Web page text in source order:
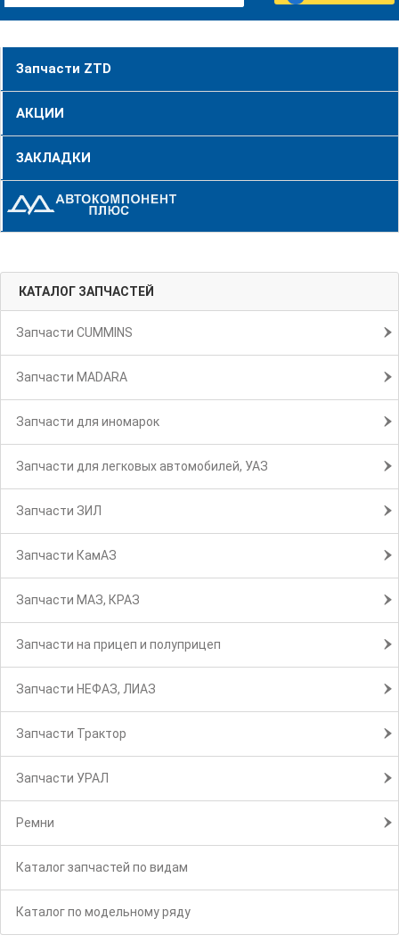
Запчасти ZTD
АКЦИИ
ЗАКЛАДКИ
КАТАЛОГ ЗАПЧАСТЕЙ
Запчасти CUMMINS
Запчасти MADARA
Запчасти для иномарок
Запчасти для легковых автомобилей, УАЗ
Запчасти ЗИЛ
Запчасти КамАЗ
Запчасти МАЗ, КРАЗ
Запчасти на прицеп и полуприцеп
Запчасти НЕФАЗ, ЛИАЗ
Запчасти Трактор
Запчасти УРАЛ
Ремни
Каталог запчастей по видам
Каталог по модельному ряду